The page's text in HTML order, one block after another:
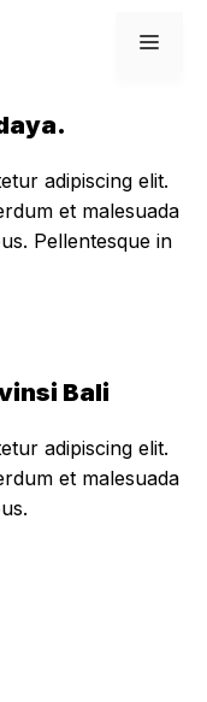
adipiscing elit.
et malesuada
Pellentesque in
Bali
adipiscing elit.
et malesuada